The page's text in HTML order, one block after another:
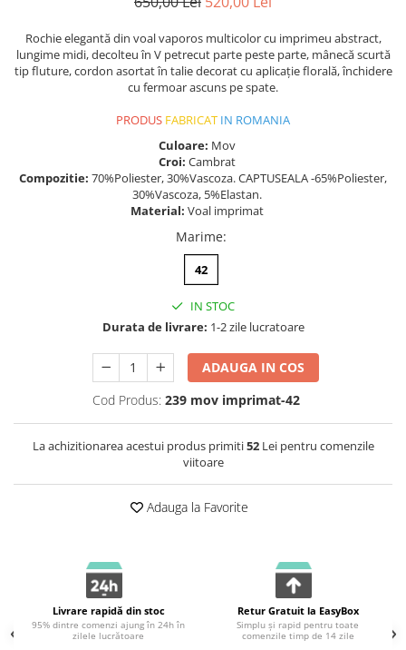
Rochie elegantă din voal vaporos multicolor cu imprimeu abstract,
lungime midi, decolteu în V petrecut parte peste parte, mânecă scurtă
tip fluture, cordon asortat în talie decorat cu aplicație florală, închidere
cu fermoar ascuns pe spate.
PRODUS FABRICAT IN ROMANIA
Culoare: Mov
Croi: Cambrat
Compozitie: 70%Poliester, 30%Vascoza. CAPTUSEALA -65%Poliester,
30%Vascoza, 5%Elastan.
Material: Voal imprimat
Marime:
42
IN STOC
Durata de livrare: 1-2 zile lucratoare
ADAUGA IN COS
Cod Produs: 239 mov imprimat-42
La achizitionarea acestui produs primiti52Lei pentru comenzile
viitoare
Adauga la Favorite
Livrare rapidă din stoc
95% dintre comenzi ajung în 24h în
zilele lucrătoare
Retur Gratuit la EasyBox
Simplu și rapid pentru toate
comenzile timp de 14 zile